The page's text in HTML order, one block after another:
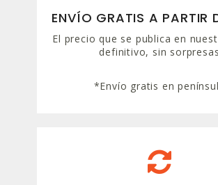
ENVÍO GRATIS A PARTIR
El precio que se publica en
definitivo, sin sorpresas
*Envío gratis en